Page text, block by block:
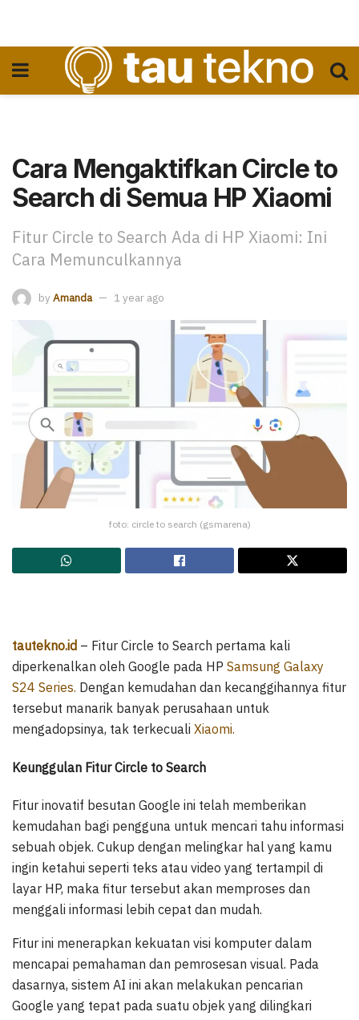
Cara Mengaktifkan Circle to
Search di Semua HP Xiaomi
Fitur Circle to Search Ada di HP Xiaomi: Ini
Cara Memunculkannya
by Amanda 1 year ago
foto: circle to search (gsmarena)
tautekno.id – Fitur Circle to Search pertama kali
diperkenalkan oleh Google pada HP Samsung Galaxy
S24 Series. Dengan kemudahan dan kecanggihannya fitur
tersebut manarik banyak perusahaan untuk
mengadopsinya, tak terkecuali Xiaomi.
Keunggulan Fitur Circle to Search
Fitur inovatif besutan Google ini telah memberikan
kemudahan bagi pengguna untuk mencari tahu informasi
sebuah objek. Cukup dengan melingkar hal yang kamu
ingin ketahui seperti teks atau video yang tertampil di
layar HP, maka fitur tersebut akan memproses dan
menggali informasi lebih cepat dan mudah.
Fitur ini menerapkan kekuatan visi komputer dalam
mencapai pemahaman dan pemrosesan visual. Pada
dasarnya, sistem AI ini akan melakukan pencarian
Google yang tepat pada suatu objek yang dilingkari